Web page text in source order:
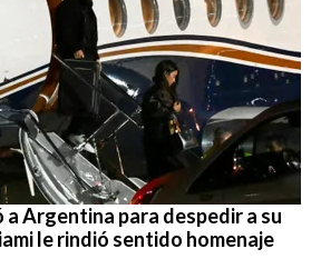
Argentina para despedir a su
le rindió sentido homenaje